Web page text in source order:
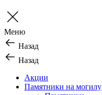
Меню
Назад
Назад
Акции
Памятники на могилу